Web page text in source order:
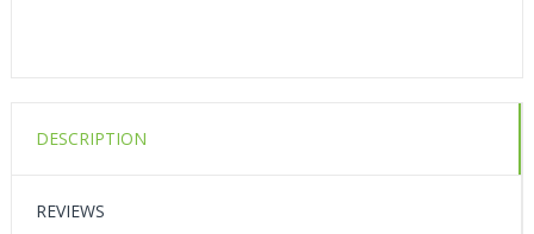
DESCRIPTION
REVIEWS